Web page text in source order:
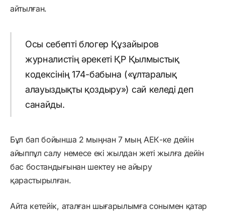
айтылған.
Осы себепті блогер Құзайыров
журналистің әрекеті ҚР Қылмыстық
кодексінің 174-бабына («ұлтаралық
алауыздықты қоздыру») сай келеді деп
санайды.
Бұл бап бойынша 2 мыңнан 7 мың АЕК-ке дейін
айыппұл салу немесе екі жылдан жеті жылға дейін
бас бостандығынан шектеу не айыру
қарастырылған.
Айта кетейік, аталған шығарылымға сонымен қатар